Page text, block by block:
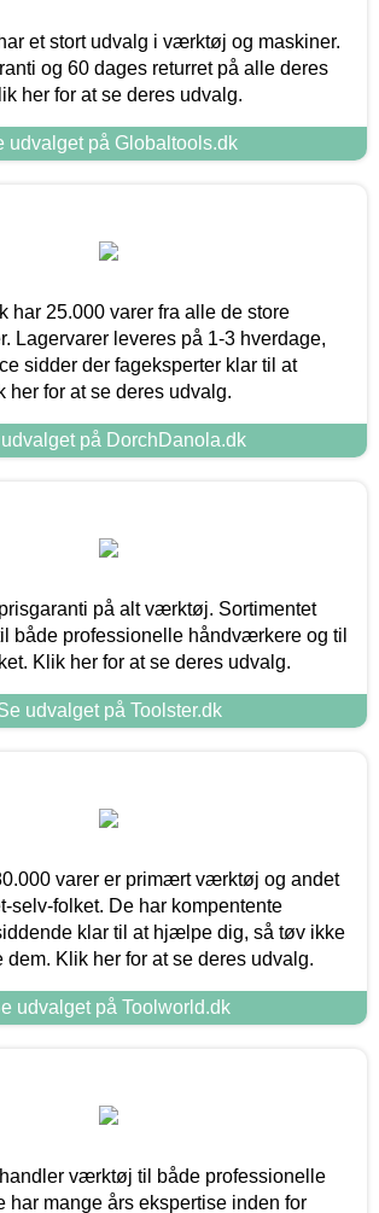
et stort udvalg i værktøj og maskiner.
og 60 dages returret på alle deres
her for at se deres udvalg.
udvalget på Globaltools.dk
har 25.000 varer fra alle de store
Lagervarer leveres på 1-3 hverdage,
sidder der fageksperter klar til at
her for at se deres udvalg.
på DorchDanola.dk
på alt værktøj. Sortimentet
både professionelle håndværkere og til
Klik her for at se deres udvalg.
udvalget på Toolster.dk
varer er primært værktøj og andet
selv-folket. De har kompentente
klar til at hjælpe dig, så tøv ikke
dem. Klik her for at se deres udvalg.
udvalget på Toolworld.dk
værktøj til både professionelle
har mange års ekspertise inden for